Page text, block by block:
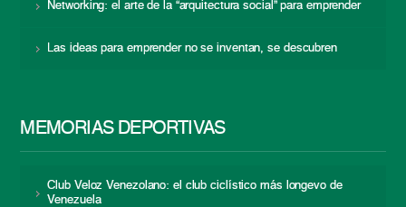
Networking: el arte de la “arquitectura social” para emprender
Las ideas para emprender no se inventan, se descubren
MEMORIAS DEPORTIVAS
Club Veloz Venezolano: el club ciclístico más longevo de
Venezuela